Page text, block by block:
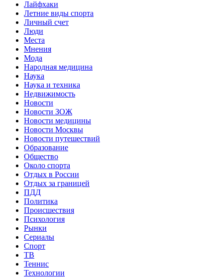
Лайфхаки
Летние виды спорта
Личный счет
Люди
Места
Мнения
Мода
Народная медицина
Наука
Наука и техника
Недвижимость
Новости
Новости ЗОЖ
Новости медицины
Новости Москвы
Новости путешествий
Образование
Общество
Около спорта
Отдых в России
Отдых за границей
ПДД
Политика
Происшествия
Психология
Рынки
Сериалы
Спорт
ТВ
Теннис
Технологии